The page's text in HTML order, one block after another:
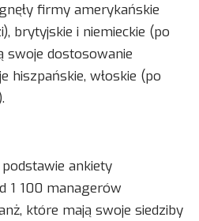
firmy amerykańskie
brytyjskie i niemieckie (po
swoje dostosowanie
hiszpańskie, włoskie (po
ankiety
1 100 managerów
które mają swoje siedziby